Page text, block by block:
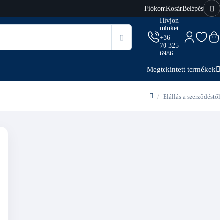
FiókomKosárBelépés
Hívjon
minket
+36
70 325
6986
Megtekintett termékek
Elállás a szerződéstől